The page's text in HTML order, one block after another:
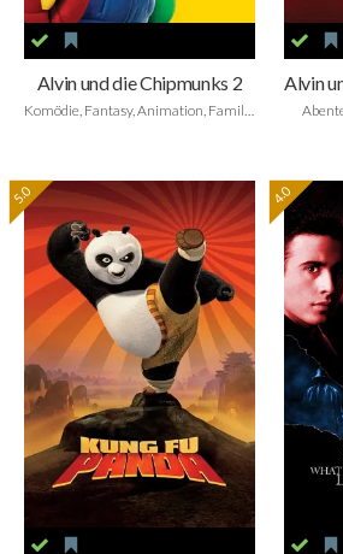
Alvin und die Chipmunks 2
Komödie, Fantasy, Animation, Family, Musik
5.0 4.0